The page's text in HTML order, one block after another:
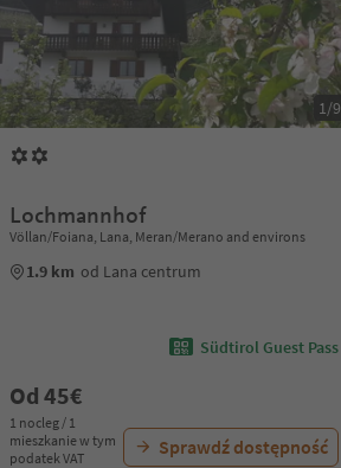
1/9
Lochmannhof
Völlan/Foiana, Lana, Meran/Merano and environs
1.9 km od Lana centrum
Südtirol Guest Pass
Od 45€
1 nocleg / 1
mieszkanie w tym
podatek VAT
Sprawdź dostępność